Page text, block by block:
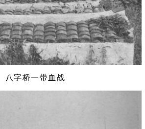
八字桥一带血战